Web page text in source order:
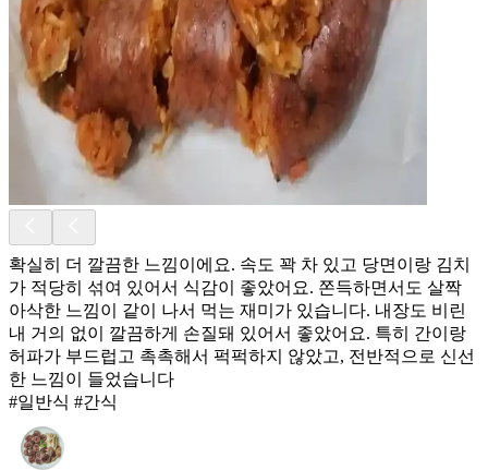
확실히 더 깔끔한 느낌이에요. 속도 꽉 차 있고 당면이랑 김치
가 적당히 섞여 있어서 식감이 좋았어요. 쫀득하면서도 살짝
아삭한 느낌이 같이 나서 먹는 재미가 있습니다. 내장도 비린
내 거의 없이 깔끔하게 손질돼 있어서 좋았어요. 특히 간이랑
허파가 부드럽고 촉촉해서 퍽퍽하지 않았고, 전반적으로 신선
한 느낌이 들었습니다
#일반식 #간식